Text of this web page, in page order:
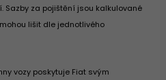
za pojištění jsou kalkulované
lišit dle jednotlivého
vozy poskytuje Fiat svým